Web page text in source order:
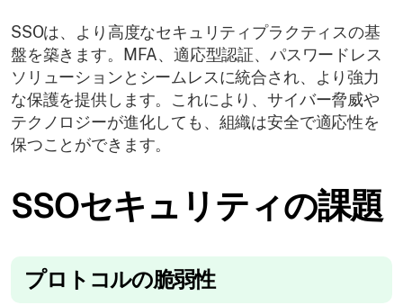
SSOは、より高度なセキュリティプラクティスの基
盤を築きます。MFA、適応型認証、パスワードレス
ソリューションとシームレスに統合され、より強力
な保護を提供します。これにより、サイバー脅威や
テクノロジーが進化しても、組織は安全で適応性を
保つことができます。
SSOセキュリティの課題
プロトコルの脆弱性